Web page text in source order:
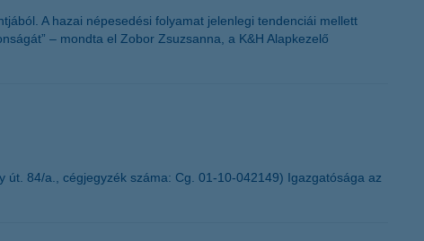
A hazai népesedési folyamat jelenlegi tendenciái mellett
– mondta el Zobor Zsuzsanna, a K&H Alapkezelő
84/a., cégjegyzék száma: Cg. 01-10-042149) Igazgatósága az